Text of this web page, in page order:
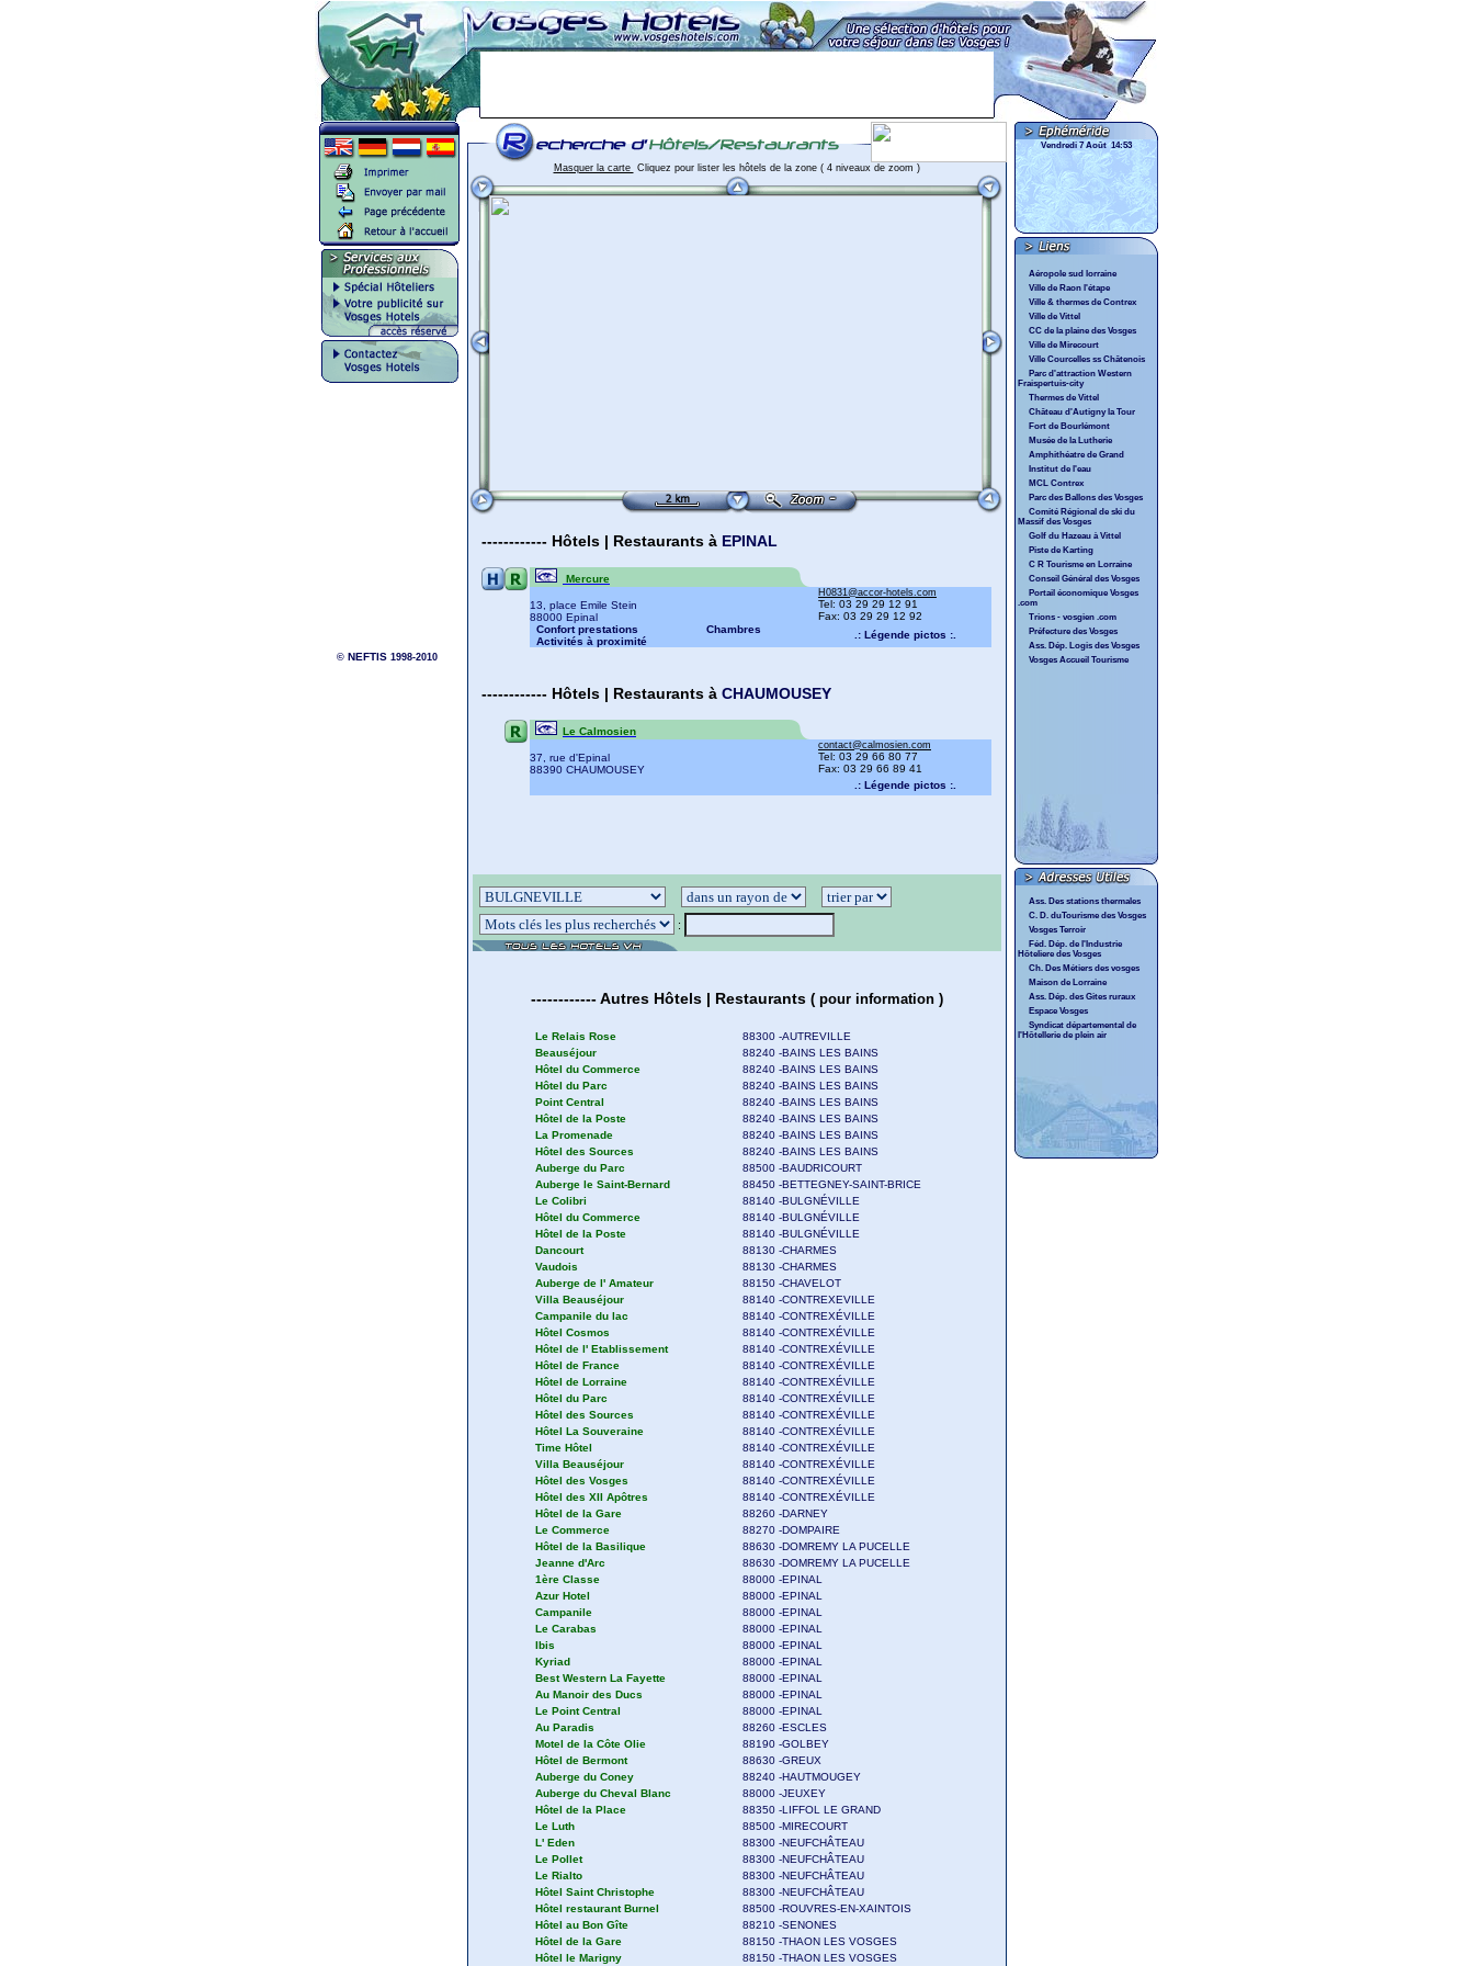
Vendredi 7 Août 14:53
© NEFTIS1998-2010
Masquer la carte Cliquez pour lister les hôtels de la zone ( 4 niveaux de zoom )
------------ Hôtels | Restaurants à EPINAL
Mercure
13, place Emile Stein
88000 Epinal
H0831@accor-hotels.com
Tel: 03 29 29 12 91
Fax: 03 29 29 12 92
------------Hôtels | RestaurantsàCHAUMOUSEY
Le Calmosien
88390 CHAUMOUSEY
contact@calmosien.com
Tel: 03 29 66 80 77
Fax: 03 29 66 89 41
:
(pour information )
Le Relais Rose
88300 -AUTREVILLE
Beauséjour
88240 -BAINS LES BAINS
Hôtel du Commerce
88240 -BAINS LES BAINS
Hôtel du Parc
88240 -BAINS LES BAINS
Point Central
88240 -BAINS LES BAINS
Hôtel de la Poste
88240 -BAINS LES BAINS
La Promenade
88240 -BAINS LES BAINS
Hôtel des Sources
88240 -BAINS LES BAINS
Auberge du Parc
88500 -BAUDRICOURT
Auberge le Saint-Bernard
88450 -BETTEGNEY-SAINT-BRICE
Le Colibri
88140 -BULGNÉVILLE
Hôtel du Commerce
88140 -BULGNÉVILLE
Hôtel de la Poste
88140 -BULGNÉVILLE
Dancourt
88130 -CHARMES
Vaudois
88130 -CHARMES
Auberge de l' Amateur
88150 -CHAVELOT
Villa Beauséjour
88140 -CONTREXEVILLE
Campanile du lac
88140 -CONTREXÉVILLE
Hôtel Cosmos
88140 -CONTREXÉVILLE
Hôtel de l' Etablissement
88140 -CONTREXÉVILLE
Hôtel de France
88140 -CONTREXÉVILLE
Hôtel de Lorraine
88140 -CONTREXÉVILLE
Hôtel du Parc
88140 -CONTREXÉVILLE
Hôtel des Sources
88140 -CONTREXÉVILLE
Hôtel La Souveraine
88140 -CONTREXÉVILLE
Time Hôtel
88140 -CONTREXÉVILLE
Villa Beauséjour
88140 -CONTREXÉVILLE
Hôtel des Vosges
88140 -CONTREXÉVILLE
Hôtel des XII Apôtres
88140 -CONTREXÉVILLE
Hôtel de la Gare
88260 -DARNEY
Le Commerce
88270 -DOMPAIRE
Hôtel de la Basilique
88630 -DOMREMY LA PUCELLE
Jeanne d'Arc
88630 -DOMREMY LA PUCELLE
1ère Classe
88000 -EPINAL
Azur Hotel
88000 -EPINAL
Campanile
88000 -EPINAL
Le Carabas
88000 -EPINAL
Ibis
88000 -EPINAL
Kyriad
88000 -EPINAL
Best Western La Fayette
88000 -EPINAL
Au Manoir des Ducs
88000 -EPINAL
Le Point Central
88000 -EPINAL
Au Paradis
88260 -ESCLES
Motel de la Côte Olie
88190 -GOLBEY
Hôtel de Bermont
88630 -GREUX
Auberge du Coney
88240 -HAUTMOUGEY
Auberge du Cheval Blanc
88000 -JEUXEY
Hôtel de la Place
88350 -LIFFOL LE GRAND
Le Luth
88500 -MIRECOURT
L' Eden
88300 -NEUFCHÂTEAU
Le Pollet
88300 -NEUFCHÂTEAU
Le Rialto
88300 -NEUFCHÂTEAU
Hôtel Saint Christophe
88300 -NEUFCHÂTEAU
Hôtel restaurant Burnel
88500 -ROUVRES-EN-XAINTOIS
Hôtel au Bon Gîte
88210 -SENONES
Aéropole sud lorraine
Ville de Raon l'étape
Ville & thermes de Contrex
Ville de Vittel
CC de la plaine des Vosges
Ville de Mirecourt
Ville Courcelles ss Châtenois
Parc d'attraction Western
Fraispertuis-city
Thermes de Vittel
Château d'Autigny la Tour
Fort de Bourlémont
Musée de la Lutherie
Amphithéatre de Grand
Institut de l'eau
MCL Contrex
Parc des Ballons des Vosges
Comité Régional de ski du
Massif des Vosges
Golf du Hazeau à Vittel
Piste de Karting
C R Tourisme en Lorraine
Conseil Général des Vosges
Portail économique Vosges
.com
Trions - vosgien .com
Préfecture des Vosges
Ass. Dép. Logis des Vosges
Vosges Accueil Tourisme
Ass. Des stations thermales
C. D. duTourisme des Vosges
Vosges Terroir
Féd. Dép. de l'Industrie
Hôteliere des Vosges
Ch. Des Métiers des vosges
Maison de Lorraine
Ass. Dép. des Gites ruraux
Espace Vosges
Syndicat départemental de
l'Hôtellerie de plein air